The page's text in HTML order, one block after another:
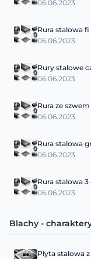
06.06.2023
Rura stalowa fi
06.06.2023
Rury stalowe
06.06.2023
Rura ze
06.06.2023
Rura stalowa
06.06.2023
Rura stalowa 3
06.06.2023
Blachy -
Płyta stalowa